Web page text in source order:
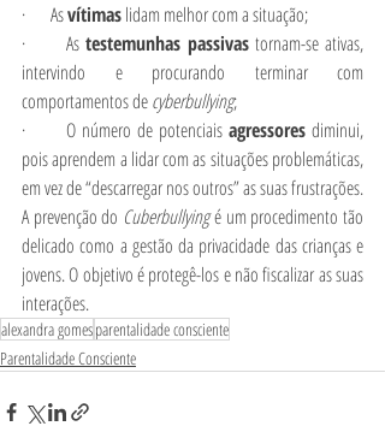
·       As vítimas lidam melhor com a situação;
·       As testemunhas passivas tornam-se ativas,
intervindo e procurando terminar com
comportamentos de cyberbullying;
·       O número de potenciais agressores diminui,
pois aprendem a lidar com as situações problemáticas,
em vez de “descarregar nos outros” as suas frustrações.
A prevenção do Cuberbullying é um procedimento tão
delicado como a gestão da privacidade das crianças e
jovens. O objetivo é protegê-los e não fiscalizar as suas
interações.
alexandra gomesparentalidade consciente
Parentalidade Consciente